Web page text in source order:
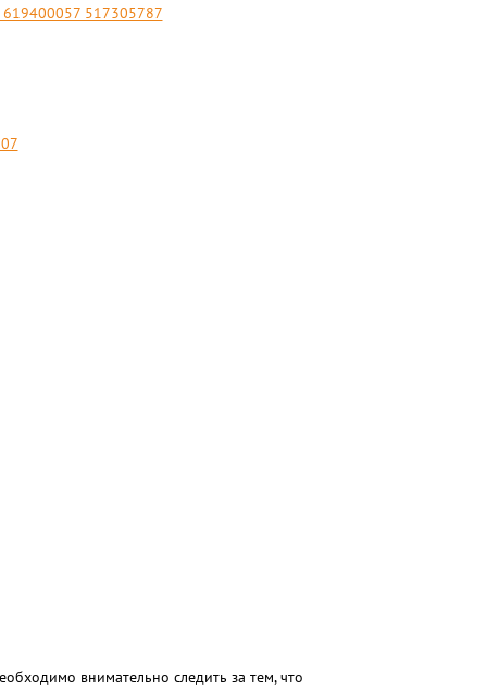
619400057 517305787
внимательно следить за тем, что